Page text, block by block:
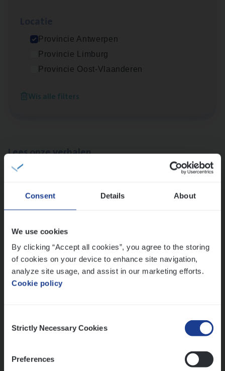
Consent Details About
We use cookies
By clicking “Accept all cookies”, you agree to the storing
of cookies on your device to enhance site navigation,
analyze site usage, and assist in our marketing efforts.
Cookie policy
Selection
Strictly Necessary Cookies
Preferences
Provincie Antwerpen
Provincie Limburg
Provincie Oost-Vlaanderen
Wis alle filters
Busi­ness Analyst
Antwerpen
Lees onze verhalen
Meer dan collega’s: hoe Julie en Aurélie elkaar
Mathias houdt van diepgaande dossiers én droge
humor
werk
Ons sollicitatieproces